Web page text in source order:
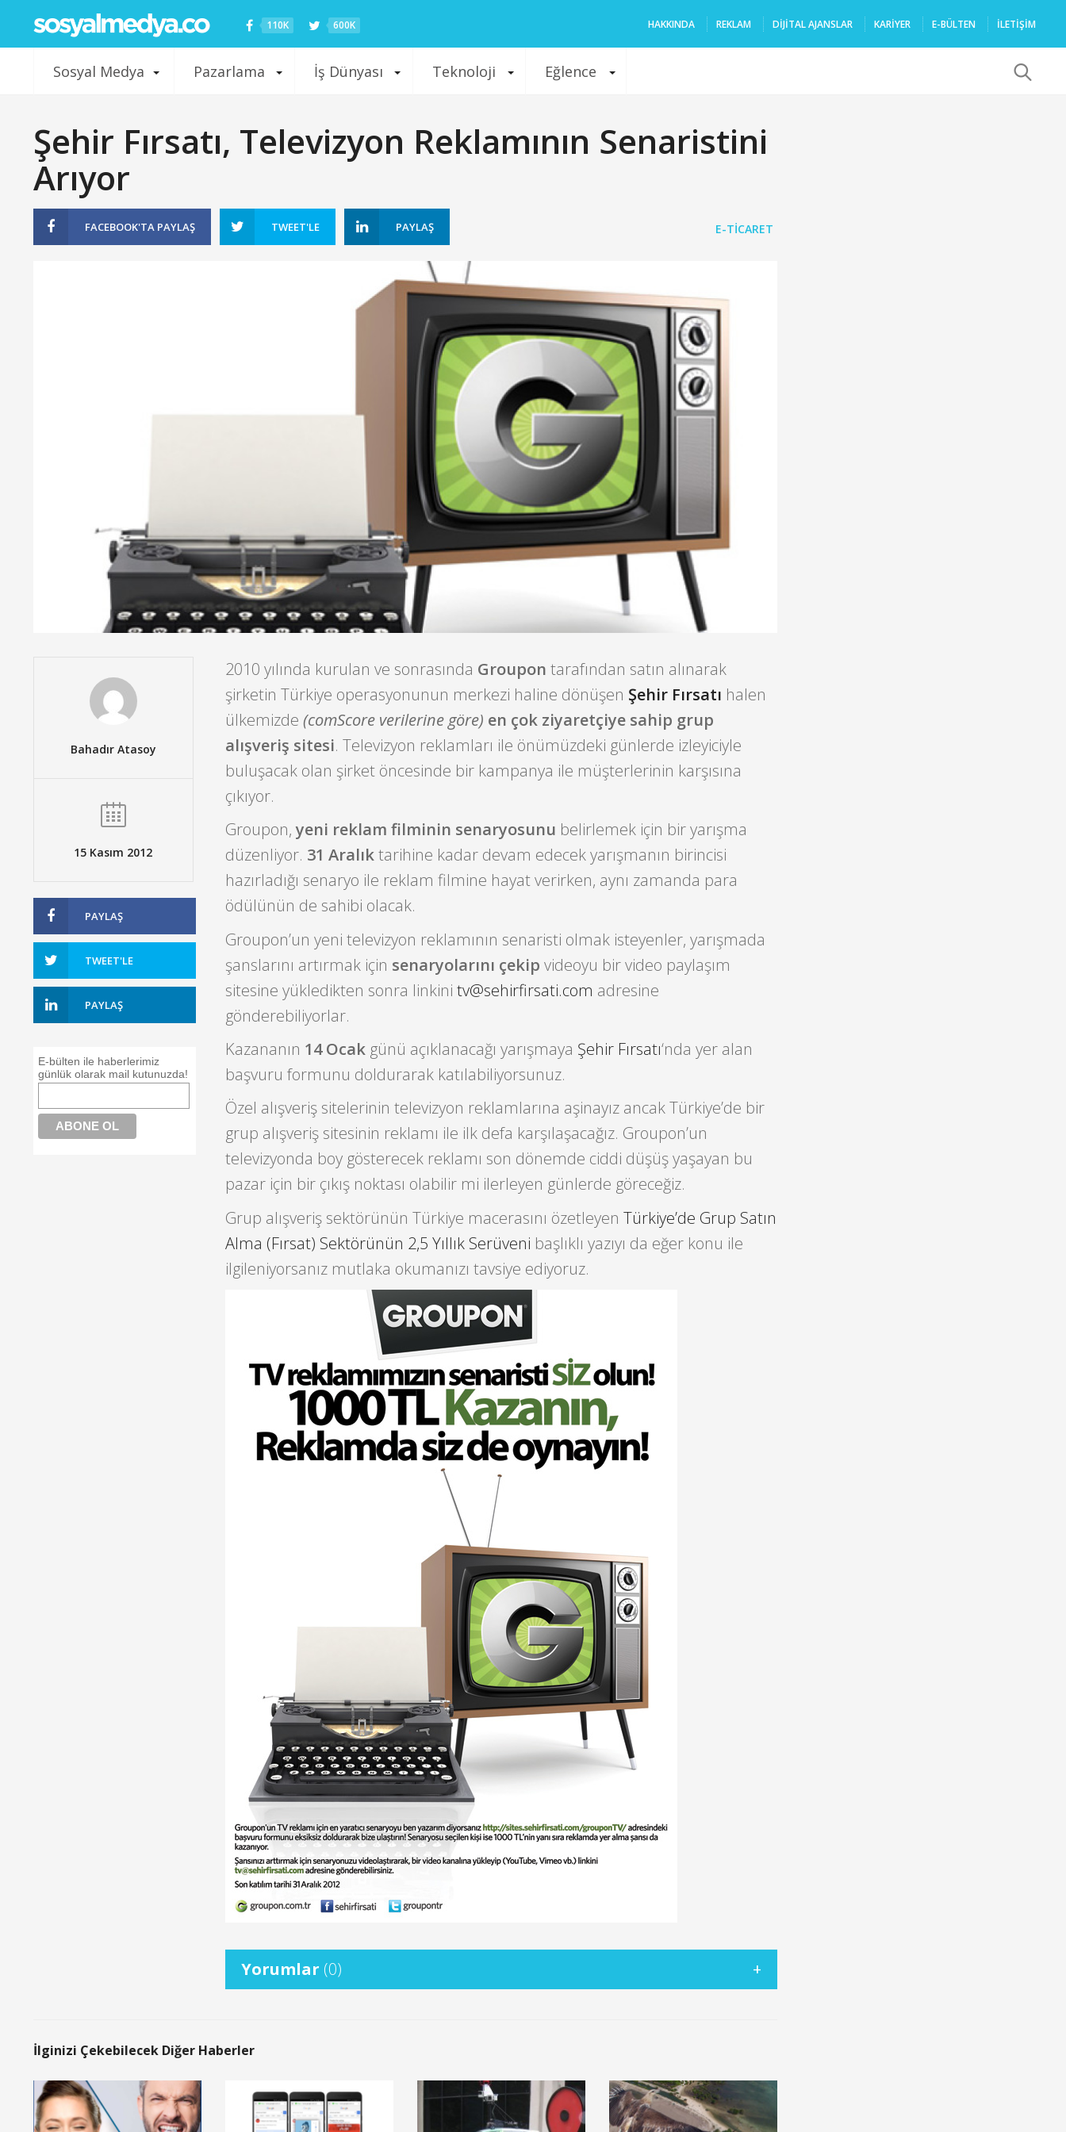
110K 600K HAKKINDA REKLAM DIJITAL AJANSLAR KARIYER E-BÜLTEN İLETİŞİM
Sosyal Medya Pazarlama İş Dünyası Teknoloji Eğlence
Şehir Fırsatı, Televizyon Reklamının Senaristini
Arıyor
FACEBOOK'TA PAYLAŞ TWEET'LE PAYLAŞ E-TICARET
Bahadır Atasoy
15 Kasım 2012
PAYLAŞ
TWEET'LE
PAYLAŞ
E-bülten ile haberlerimiz
günlük olarak mail kutunuzda!
2010 yılında kurulan ve sonrasında Groupon tarafından satın alınarak
şirketin Türkiye operasyonunun merkezi haline dönüşen Şehir Fırsatı halen
ülkemizde (comScore verilerine göre) en çok ziyaretçiye sahip grup
alışveriş sitesi. Televizyon reklamları ile önümüzdeki günlerde izleyiciyle
buluşacak olan şirket öncesinde bir kampanya ile müşterlerinin karşısına
çıkıyor.
Groupon,yeni reklam filminin senaryosunu belirlemek için bir yarışma
düzenliyor. 31 Aralıktarihine kadar devam edecek yarışmanın birincisi
hazırladığı senaryo ile reklam filmine hayat verirken, aynı zamanda para
ödülünün de sahibi olacak.
Groupon’un yeni televizyon reklamının senaristi olmak isteyenler, yarışmada
şanslarını artırmak için senaryolarını çekip videoyu bir video paylaşım
sitesine yükledikten sonra linkini tv@sehirfirsati.com adresine
gönderebiliyorlar.
Kazananın 14 Ocakgünü açıklanacağı yarışmaya Şehir Fırsatı‘nda yer alan
başvuru formunu doldurarak katılabiliyorsunuz.
Özel alışveriş sitelerinin televizyon reklamlarına aşinayız ancak Türkiye’de bir
grup alışveriş sitesinin reklamı ile ilk defa karşılaşacağız. Groupon’un
televizyonda boy gösterecek reklamı son dönemde ciddi düşüş yaşayan bu
pazar için bir çıkış noktası olabilir mi ilerleyen günlerde göreceğiz.
Grup alışveriş sektörünün Türkiye macerasını özetleyen Türkiye’de Grup Satın
Alma (Fırsat) Sektörünün 2,5 Yıllık Serüveni başlıklı yazıyı da eğer konu ile
ilgileniyorsanız mutlaka okumanızı tavsiye ediyoruz.
Yorumlar (0)
İlginizi Çekebilecek Diğer Haberler